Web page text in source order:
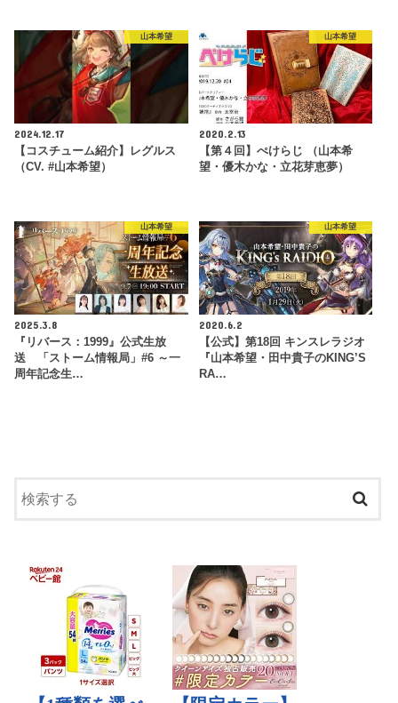
山本希望
2024.12.17
【コスチューム紹介】レグルス
（CV. #山本希望）
山本希望
2020.2.13
【第４回】ぺけらじ （山本希
望・優木かな・立花芽恵夢）
山本希望
2025.3.8
『リバース：1999』公式生放
送 「ストーム情報局」#6 ～一
周年記念生…
山本希望
2020.6.2
【公式】第18回 キンスレラジオ
『山本希望・田中貴子のKING’S
RA…